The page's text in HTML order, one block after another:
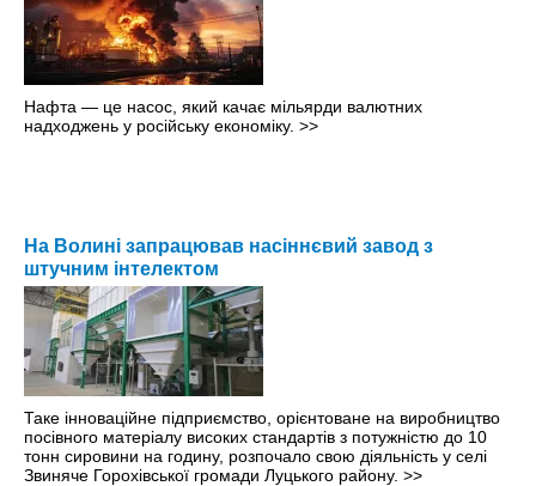
Нафта — це насос, який качає мільярди валютних
надходжень у російську економіку. >>
На Волині запрацював насіннєвий завод з
штучним інтелектом
Таке інноваційне підприємство, орієнтоване на виробництво
посівного матеріалу високих стандартів з потужністю до 10
тонн сировини на годину, розпочало свою діяльність у селі
Звиняче Горохівської громади Луцького району. >>